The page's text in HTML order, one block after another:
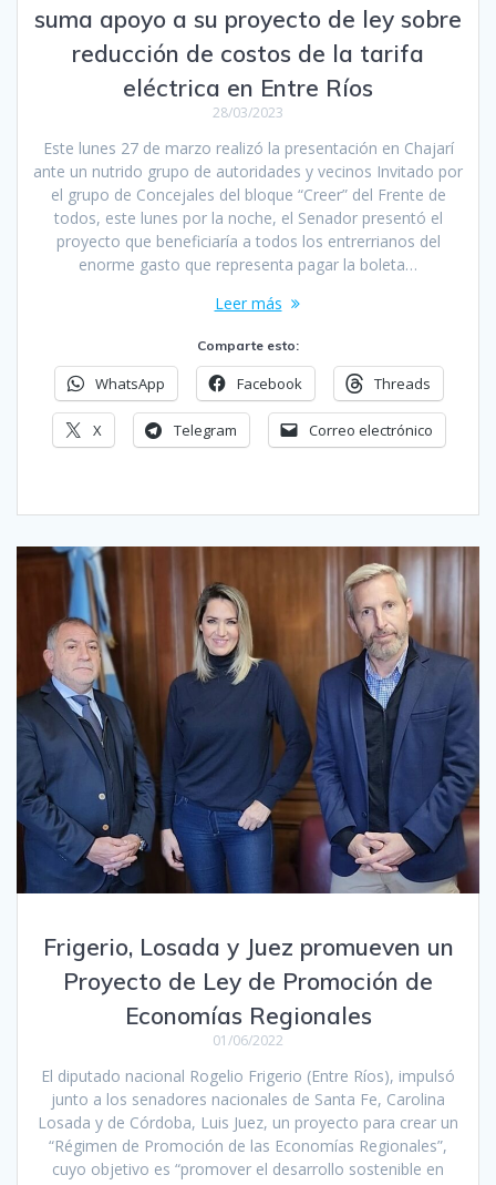
suma apoyo a su proyecto de ley sobre
reducción de costos de la tarifa
eléctrica en Entre Ríos
28/03/2023
Este lunes 27 de marzo realizó la presentación en Chajarí
ante un nutrido grupo de autoridades y vecinos Invitado por
el grupo de Concejales del bloque “Creer” del Frente de
todos, este lunes por la noche, el Senador presentó el
proyecto que beneficiaría a todos los entrerrianos del
enorme gasto que representa pagar la boleta…
Leer más
Comparte esto:
WhatsApp Facebook Threads
X Telegram Correo electrónico
Frigerio, Losada y Juez promueven un
Proyecto de Ley de Promoción de
Economías Regionales
01/06/2022
El diputado nacional Rogelio Frigerio (Entre Ríos), impulsó
junto a los senadores nacionales de Santa Fe, Carolina
Losada y de Córdoba, Luis Juez, un proyecto para crear un
“Régimen de Promoción de las Economías Regionales”,
cuyo objetivo es “promover el desarrollo sostenible en